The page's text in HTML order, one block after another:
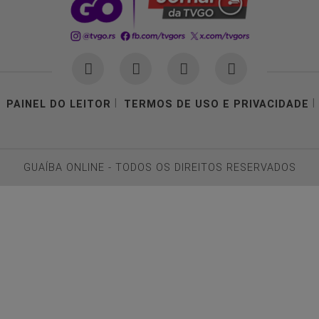
PAINEL DO LEITOR TERMOS DE USO E PRIVACIDADE
GUAÍBA ONLINE - TODOS OS DIREITOS RESERVADOS